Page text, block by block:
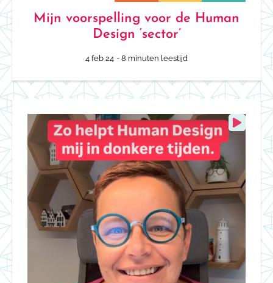
Mijn voorspelling voor de Human
Design ‘sector’
4 feb 24 - 8 minuten leestijd